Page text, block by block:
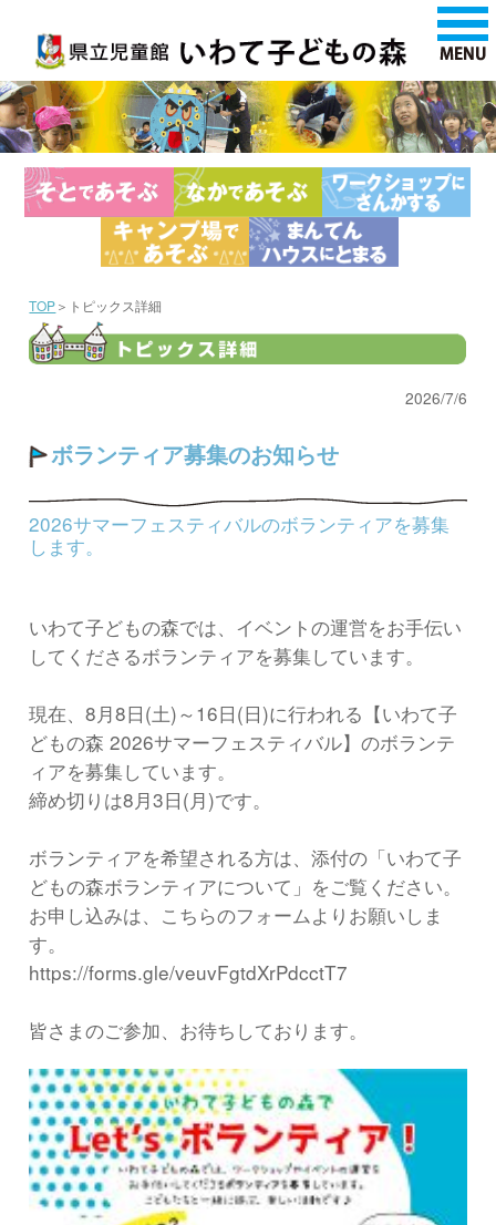
TOP＞トピックス詳細
2026/7/6
ボランティア募集のお知らせ
2026サマーフェスティバルのボランティアを募集
します。
いわて子どもの森では、イベントの運営をお手伝い
してくださるボランティアを募集しています。
現在、8月8日(土)～16日(日)に行われる【いわて子
どもの森 2026サマーフェスティバル】のボランテ
ィアを募集しています。
締め切りは8月3日(月)です。
ボランティアを希望される方は、添付の「いわて子
どもの森ボランティアについて」をご覧ください。
お申し込みは、こちらのフォームよりお願いしま
す。
https://forms.gle/veuvFgtdXrPdcctT7
皆さまのご参加、お待ちしております。